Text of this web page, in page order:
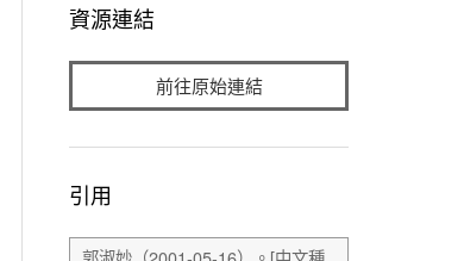
資源連結
前往原始連結
引用